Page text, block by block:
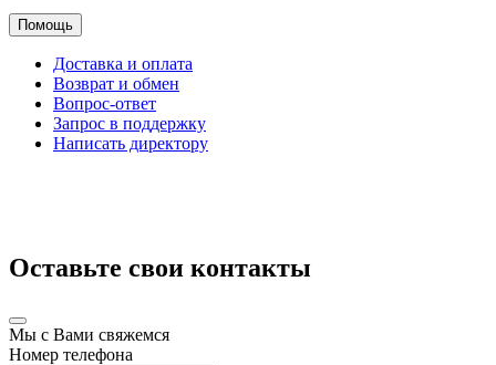
Помощь
Доставка и оплата
Возврат и обмен
Вопрос-ответ
Запрос в поддержку
Написать директору
Оставьте свои контакты
Мы с Вами свяжемся
Номер телефона